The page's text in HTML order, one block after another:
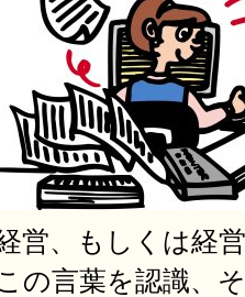
営、もしくは経
の言葉を認識、